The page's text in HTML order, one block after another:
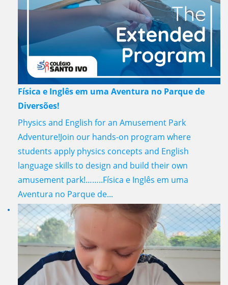
Física e Inglês em uma Aventura no Parque de
Diversões!
Physics and English for an Amusement Park
Adventure!Join our hands-on program where
students apply physics concepts and English
language skills to design and build their own
amusement park!……..Física e Inglês em uma
Aventura no Parque de...